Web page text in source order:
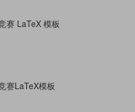
赛 LaTeX 模板
赛LaTeX模板